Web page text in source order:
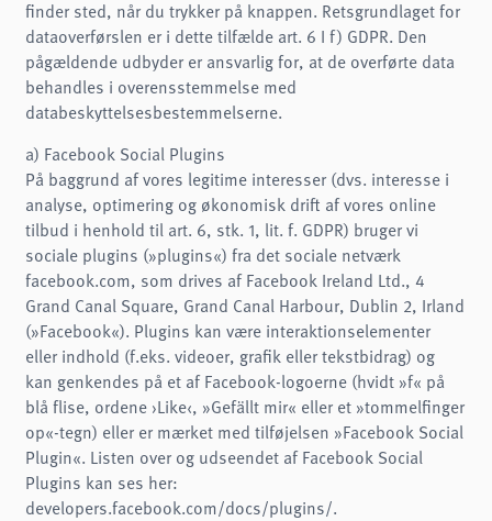
finder sted, når du trykker på knappen. Retsgrundlaget for
dataoverførslen er i dette tilfælde art. 6 I f) GDPR. Den
pågældende udbyder er ansvarlig for, at de overførte data
behandles i overensstemmelse med
databeskyttelsesbestemmelserne.
a) Facebook Social Plugins
På baggrund af vores legitime interesser (dvs. interesse i
analyse, optimering og økonomisk drift af vores online
tilbud i henhold til art. 6, stk. 1, lit. f. GDPR) bruger vi
sociale plugins (»plugins«) fra det sociale netværk
facebook.com, som drives af Facebook Ireland Ltd., 4
Grand Canal Square, Grand Canal Harbour, Dublin 2, Irland
(»Facebook«). Plugins kan være interaktionselementer
eller indhold (f.eks. videoer, grafik eller tekstbidrag) og
kan genkendes på et af Facebook-logoerne (hvidt »f« på
blå flise, ordene ›Like‹, »Gefällt mir« eller et »tommelfinger
op«-tegn) eller er mærket med tilføjelsen »Facebook Social
Plugin«. Listen over og udseendet af Facebook Social
Plugins kan ses her:
developers.facebook.com/docs/plugins/.